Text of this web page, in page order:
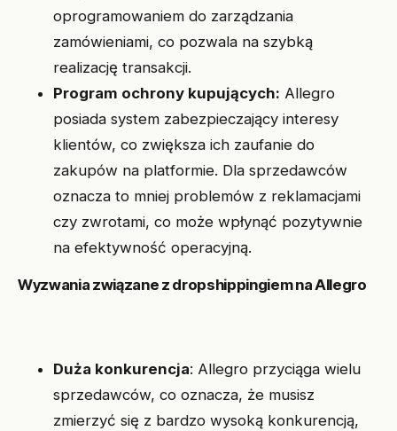
oprogramowaniem do zarządzania
zamówieniami, co pozwala na szybką
realizację transakcji.
Program ochrony kupujących: Allegro
posiada system zabezpieczający interesy
klientów, co zwiększa ich zaufanie do
zakupów na platformie. Dla sprzedawców
oznacza to mniej problemów z reklamacjami
czy zwrotami, co może wpłynąć pozytywnie
na efektywność operacyjną.
Wyzwania związane z dropshippingiem na Allegro
Duża konkurencja: Allegro przyciąga wielu
sprzedawców, co oznacza, że musisz
zmierzyć się z bardzo wysoką konkurencją,